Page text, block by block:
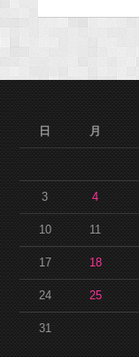
日
月
3 4
10 11
17 18
24 25
31